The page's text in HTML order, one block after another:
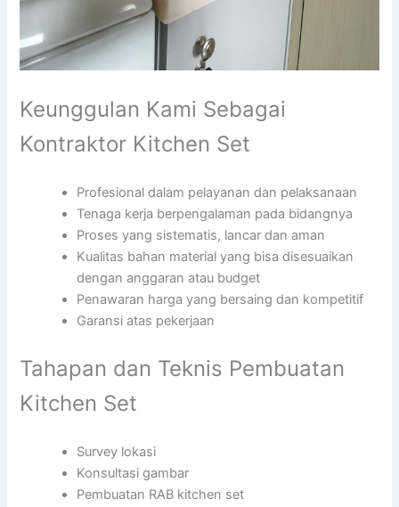
Keunggulan Kami Sebagai
Kontraktor Kitchen Set
Profesional dalam pelayanan dan pelaksanaan
Tenaga kerja berpengalaman pada bidangnya
Proses yang sistematis, lancar dan aman
Kualitas bahan material yang bisa disesuaikan
dengan anggaran atau budget
Penawaran harga yang bersaing dan kompetitif
Garansi atas pekerjaan
Tahapan dan Teknis Pembuatan
Kitchen Set
Survey lokasi
Konsultasi gambar
Pembuatan RAB kitchen set